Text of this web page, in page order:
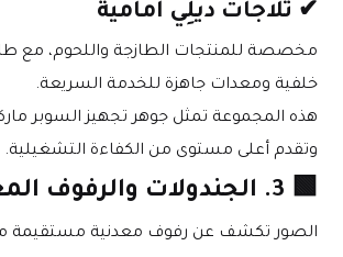
✔ ثلاجات ديلِي أمامية
خلفية ومعدات جاهزة للخدمة السريعة.
وتقدم أعلى مستوى من الكفاءة التشغيلية.
🟩 3. الجندولات والرفوف المعدنية